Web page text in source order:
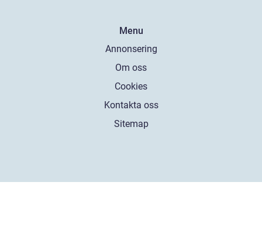
Menu
Annonsering
Om oss
Cookies
Kontakta oss
Sitemap